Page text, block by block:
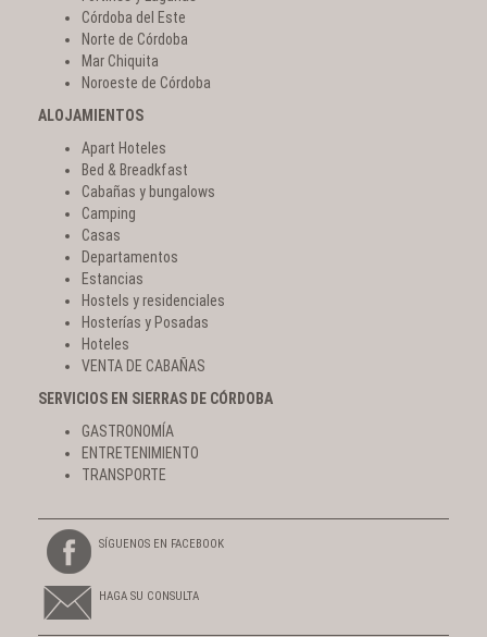
Córdoba del Este
Norte de Córdoba
Mar Chiquita
Noroeste de Córdoba
ALOJAMIENTOS
Apart Hoteles
Bed & Breadkfast
Cabañas y bungalows
Camping
Casas
Departamentos
Estancias
Hostels y residenciales
Hosterías y Posadas
Hoteles
VENTA DE CABAÑAS
SERVICIOS EN SIERRAS DE CÓRDOBA
GASTRONOMÍA
ENTRETENIMIENTO
TRANSPORTE
SÍGUENOS EN FACEBOOK
HAGA SU CONSULTA